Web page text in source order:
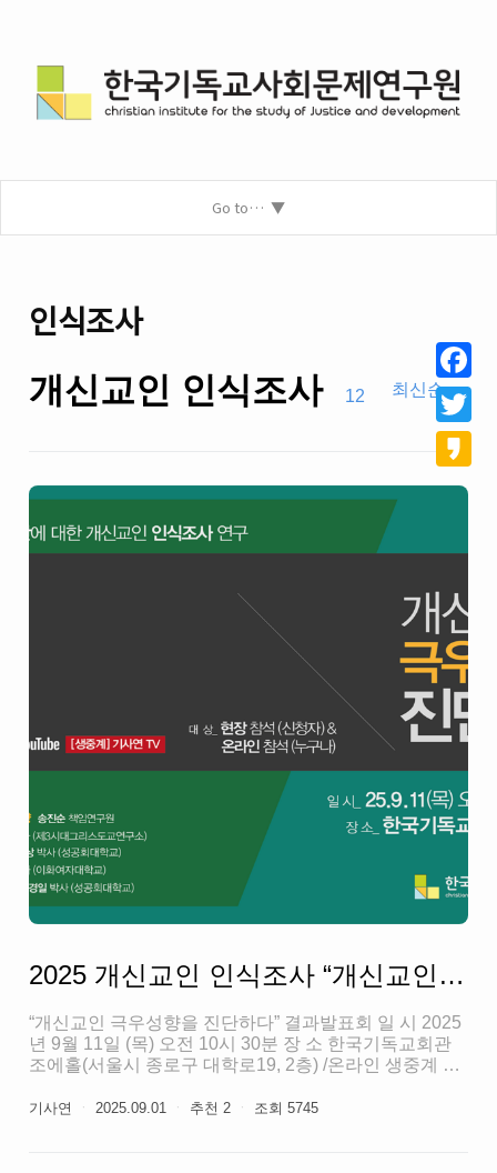
Go to…
인식조사
개신교인 인식조사 12 최신순
2025 개신교인 인식조사 “개신교인의 극우성향을 진단하다” 결과발표회
“개신교인 극우성향을 진단하다” 결과발표회 일 시 2025
년 9월 11일 (목) 오전 10시 30분 장 소 한국기독교회관
조에홀(서울시 종로구 대학로19, 2층) /온라인 생중계 유
원 *파일:2025년 개신교인 인식조사_극우성향 자료집 *
기사연 ㆍ 2025.09.01 ㆍ 추천 2 ㆍ 조회 5745
Twitter
Kakao